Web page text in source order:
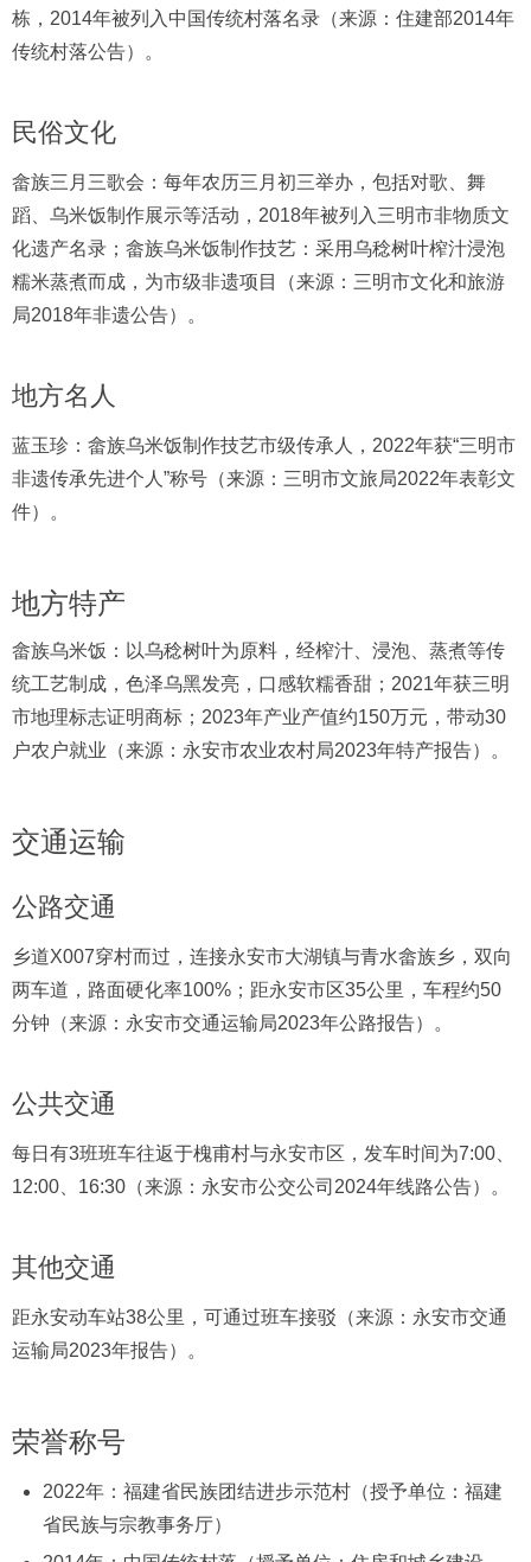
栋，2014年被列入中国传统村落名录（来源：住建部2014年
传统村落公告）。
民俗文化
畲族三月三歌会：每年农历三月初三举办，包括对歌、舞
蹈、乌米饭制作展示等活动，2018年被列入三明市非物质文
化遗产名录；畲族乌米饭制作技艺：采用乌稔树叶榨汁浸泡
糯米蒸煮而成，为市级非遗项目（来源：三明市文化和旅游
局2018年非遗公告）。
地方名人
蓝玉珍：畲族乌米饭制作技艺市级传承人，2022年获“三明市
非遗传承先进个人”称号（来源：三明市文旅局2022年表彰文
件）。
地方特产
畲族乌米饭：以乌稔树叶为原料，经榨汁、浸泡、蒸煮等传
统工艺制成，色泽乌黑发亮，口感软糯香甜；2021年获三明
市地理标志证明商标；2023年产业产值约150万元，带动30
户农户就业（来源：永安市农业农村局2023年特产报告）。
交通运输
公路交通
乡道X007穿村而过，连接永安市大湖镇与青水畲族乡，双向
两车道，路面硬化率100%；距永安市区35公里，车程约50
分钟（来源：永安市交通运输局2023年公路报告）。
公共交通
每日有3班班车往返于槐甫村与永安市区，发车时间为7:00、
12:00、16:30（来源：永安市公交公司2024年线路公告）。
其他交通
距永安动车站38公里，可通过班车接驳（来源：永安市交通
运输局2023年报告）。
荣誉称号
2022年：福建省民族团结进步示范村（授予单位：福建
省民族与宗教事务厅）